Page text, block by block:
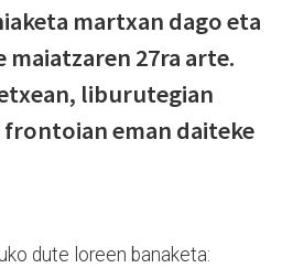
martxan dago eta
maiatzaren 27ra arte.
liburutegian
eman daiteke
dute loreen banaketa: